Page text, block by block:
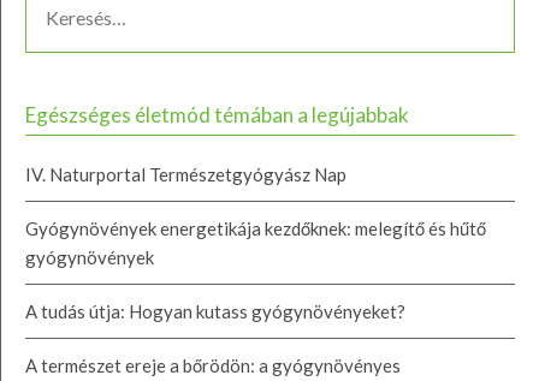
Egészséges életmód témában a legújabbak
IV. Naturportal Természetgyógyász Nap
Gyógynövények energetikája kezdőknek: melegítő és hűtő
gyógynövények
A tudás útja: Hogyan kutass gyógynövényeket?
A természet ereje a bőrödön: a gyógynövényes